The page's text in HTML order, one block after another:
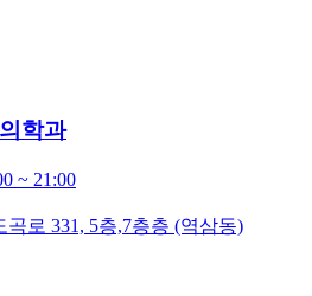
학과
~ 21:00
로 331, 5층,7층층 (역삼동)